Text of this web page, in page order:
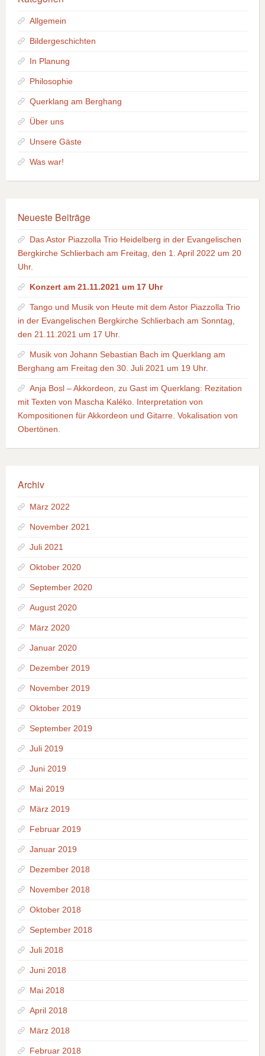
Allgemein
Bildergeschichten
In Planung
Philosophie
Querklang am Berghang
Über uns
Unsere Gäste
Was war!
Neueste Beiträge
Das Astor Piazzolla Trio Heidelberg in der Evangelischen
Bergkirche Schlierbach am Freitag, den 1. April 2022 um 20
Uhr.
Konzert am 21.11.2021 um 17 Uhr
Tango und Musik von Heute mit dem Astor Piazzolla Trio
in der Evangelischen Bergkirche Schlierbach am Sonntag,
den 21.11.2021 um 17 Uhr.
Musik von Johann Sebastian Bach im Querklang am
Berghang am Freitag den 30. Juli 2021 um 19 Uhr.
Anja Bosl – Akkordeon, zu Gast im Querklang: Rezitation
mit Texten von Mascha Kaléko. Interpretation von
Kompositionen für Akkordeon und Gitarre. Vokalisation von
Obertönen.
Archiv
März 2022
November 2021
Juli 2021
Oktober 2020
September 2020
August 2020
März 2020
Januar 2020
Dezember 2019
November 2019
Oktober 2019
September 2019
Juli 2019
Juni 2019
Mai 2019
März 2019
Februar 2019
Januar 2019
Dezember 2018
November 2018
Oktober 2018
September 2018
Juli 2018
Juni 2018
Mai 2018
April 2018
März 2018
Februar 2018